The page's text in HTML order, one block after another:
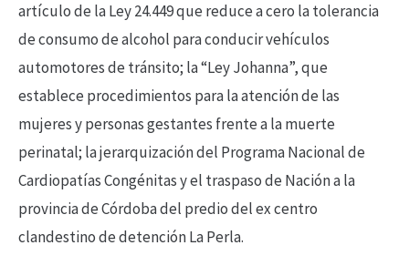
artículo de la Ley 24.449 que reduce a cero la tolerancia
de consumo de alcohol para conducir vehículos
automotores de tránsito; la “Ley Johanna”, que
establece procedimientos para la atención de las
mujeres y personas gestantes frente a la muerte
perinatal; la jerarquización del Programa Nacional de
Cardiopatías Congénitas y el traspaso de Nación a la
provincia de Córdoba del predio del ex centro
clandestino de detención La Perla.